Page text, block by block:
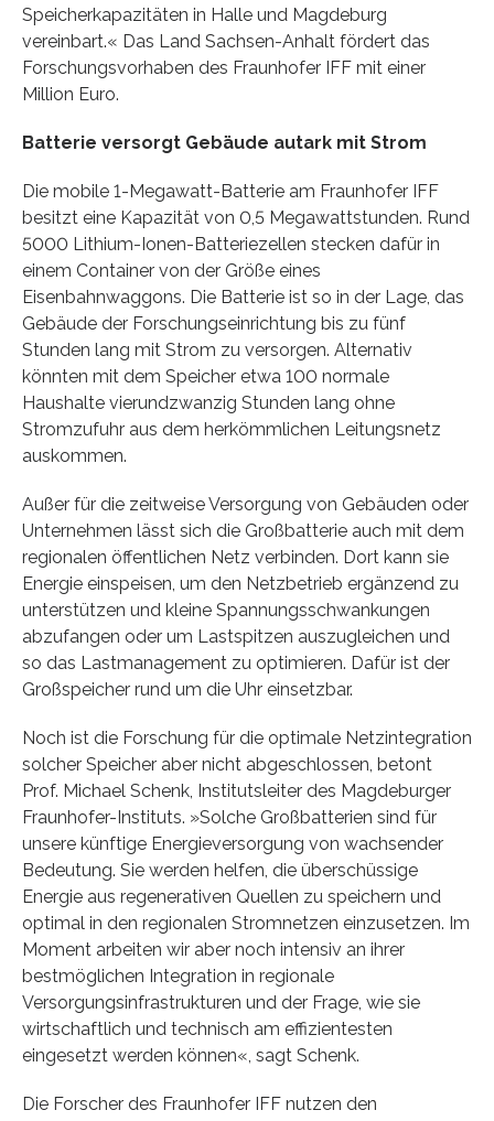
Speicherkapazitäten in Halle und Magdeburg
vereinbart.« Das Land Sachsen-Anhalt fördert das
Forschungsvorhaben des Fraunhofer IFF mit einer
Million Euro.
Batterie versorgt Gebäude autark mit Strom
Die mobile 1-Megawatt-Batterie am Fraunhofer IFF
besitzt eine Kapazität von 0,5 Megawattstunden. Rund
5000 Lithium-Ionen-Batteriezellen stecken dafür in
einem Container von der Größe eines
Eisenbahnwaggons. Die Batterie ist so in der Lage, das
Gebäude der Forschungseinrichtung bis zu fünf
Stunden lang mit Strom zu versorgen. Alternativ
könnten mit dem Speicher etwa 100 normale
Haushalte vierundzwanzig Stunden lang ohne
Stromzufuhr aus dem herkömmlichen Leitungsnetz
auskommen.
Außer für die zeitweise Versorgung von Gebäuden oder
Unternehmen lässt sich die Großbatterie auch mit dem
regionalen öffentlichen Netz verbinden. Dort kann sie
Energie einspeisen, um den Netzbetrieb ergänzend zu
unterstützen und kleine Spannungsschwankungen
abzufangen oder um Lastspitzen auszugleichen und
so das Lastmanagement zu optimieren. Dafür ist der
Großspeicher rund um die Uhr einsetzbar.
Noch ist die Forschung für die optimale Netzintegration
solcher Speicher aber nicht abgeschlossen, betont
Prof. Michael Schenk, Institutsleiter des Magdeburger
Fraunhofer-Instituts. »Solche Großbatterien sind für
unsere künftige Energieversorgung von wachsender
Bedeutung. Sie werden helfen, die überschüssige
Energie aus regenerativen Quellen zu speichern und
optimal in den regionalen Stromnetzen einzusetzen. Im
Moment arbeiten wir aber noch intensiv an ihrer
bestmöglichen Integration in regionale
Versorgungsinfrastrukturen und der Frage, wie sie
wirtschaftlich und technisch am effizientesten
eingesetzt werden können«, sagt Schenk.
Die Forscher des Fraunhofer IFF nutzen den